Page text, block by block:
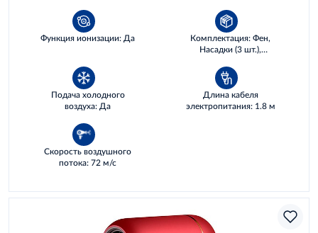
Функция ионизации: Да
Комплектация: Фен,
Насадки (3 шт.),
Подача холодного
воздуха: Да
Длина кабеля
электропитания: 1.8 м
Скорость воздушного
потока: 72 м/с